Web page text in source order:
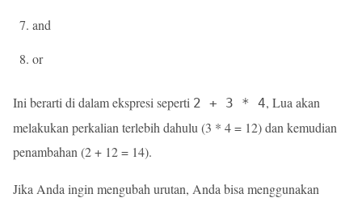
and
or
Ini berarti di dalam ekspresi seperti 2 + 3 * 4, Lua akan
melakukan perkalian terlebih dahulu (3 * 4 = 12) dan kemudian
penambahan (2 + 12 = 14).
Jika Anda ingin mengubah urutan, Anda bisa menggunakan